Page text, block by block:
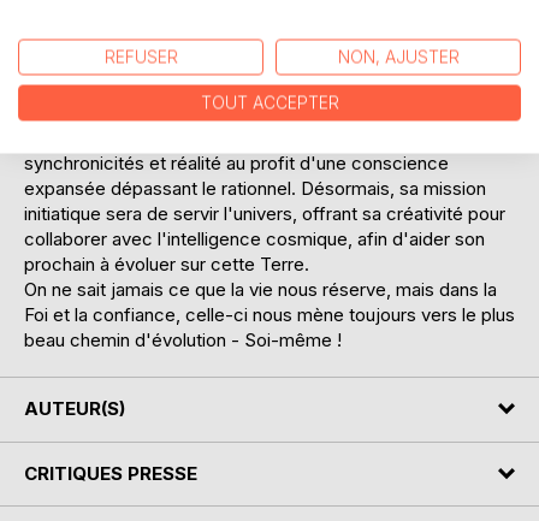
expérience : il rencontrera un être de lumière. Revenu de
cette aventure supralumineuse totalement guéri, il sera
transformé à jamais pour alors prendre conscience de
l'essentiel du vivant. Sa réadaptation fulgurante le mènera à
synchronicités et réalité au profit d'une conscience
expansée dépassant le rationnel. Désormais, sa mission
initiatique sera de servir l'univers, offrant sa créativité pour
collaborer avec l'intelligence cosmique, afin d'aider son
prochain à évoluer sur cette Terre.
On ne sait jamais ce que la vie nous réserve, mais dans la
Foi et la confiance, celle-ci nous mène toujours vers le plus
beau chemin d'évolution - Soi-même !
AUTEUR(S)
CRITIQUES PRESSE
REFUSER NON, AJUSTER
TOUT ACCEPTER